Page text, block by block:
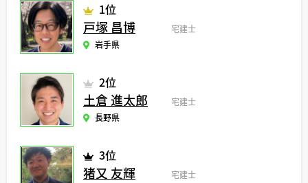
1位
戸塚 昌博
宅建士
岩手県
2位
土倉 進太郎
宅建士
長野県
3位
猪又 友輝
宅建士